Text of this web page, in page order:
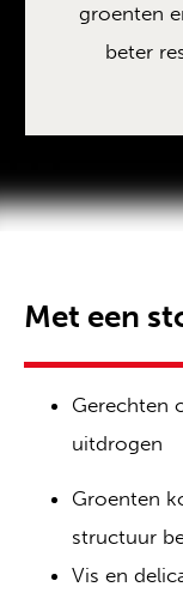
groenten
beter
Met een
Gerechten
uitdrogen
Groenten
structuur
Vis en